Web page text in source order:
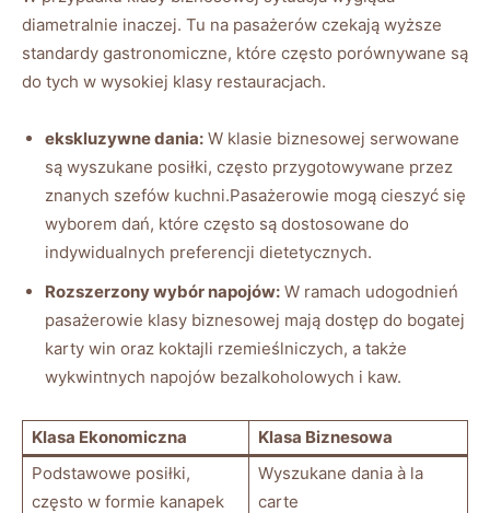
diametralnie inaczej.⁤ Tu⁤ na ⁣pasażerów czekają wyższe
standardy gastronomiczne,‍ które często porównywane są
do ⁢tych w wysokiej klasy restauracjach.
ekskluzywne dania: W klasie biznesowej ⁢serwowane⁣
są wyszukane posiłki, ​często przygotowywane przez
znanych szefów kuchni.Pasażerowie mogą cieszyć się⁤
wyborem dań,⁤ które ‍często są dostosowane ⁤do⁤
indywidualnych ⁢preferencji dietetycznych.
Rozszerzony wybór napojów: W ramach ⁢udogodnień
pasażerowie klasy ⁣biznesowej mają⁤ dostęp do bogatej
karty win oraz‌ koktajli​ rzemieślniczych, a ⁣także
wykwintnych napojów bezalkoholowych i‌ kaw.
Klasa Ekonomiczna
Klasa Biznesowa
Podstawowe posiłki,
często w formie kanapek
Wyszukane dania ⁢à la
carte